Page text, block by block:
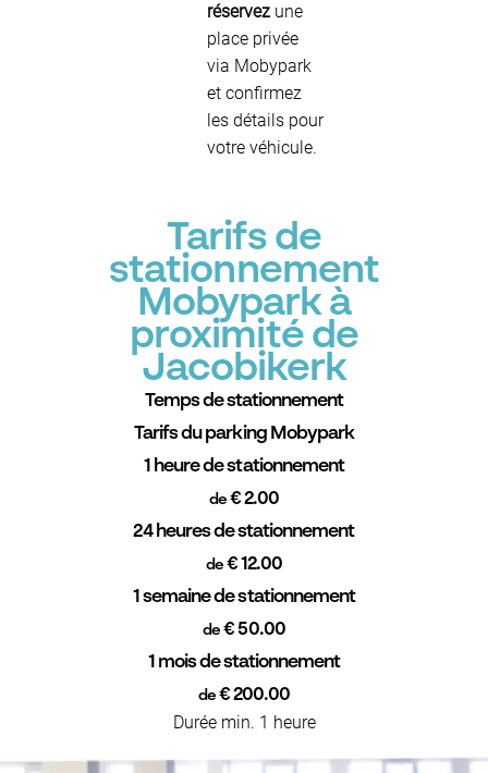
réservez une
place privée
via Mobypark
et confirmez
les détails pour
votre véhicule.
Tarifs de
stationnement
Mobypark à
proximité de
Jacobikerk
Temps de stationnement
Tarifs du parking Mobypark
1 heure de stationnement
de€ 2.00
24 heures de stationnement
de€ 12.00
1 semaine de stationnement
de € 50.00
1 mois de stationnement
de€ 200.00
Durée min. 1 heure